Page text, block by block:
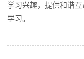
学习兴趣，提供和谐
学习。